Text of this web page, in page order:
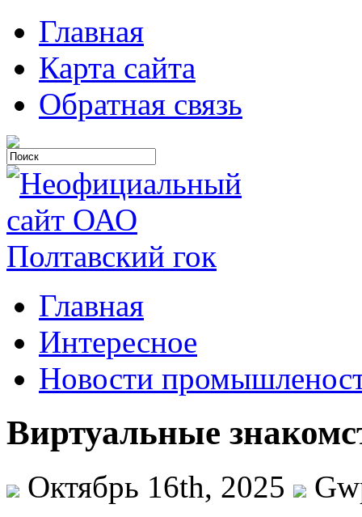
Главная
Карта сайта
Обратная связь
Главная
Интересное
Новости
Виртуальные
Октябрь 16th, 2025